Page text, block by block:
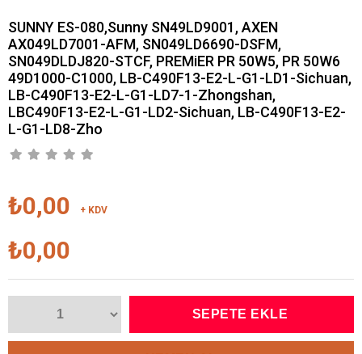
SUNNY ES-080,Sunny SN49LD9001, AXEN
AX049LD7001-AFM, SN049LD6690-DSFM,
SN049DLDJ820-STCF, PREMiER PR 50W5, PR 50W6
49D1000-C1000, LB-C490F13-E2-L-G1-LD1-Sichuan,
LB-C490F13-E2-L-G1-LD7-1-Zhongshan,
LBC490F13-E2-L-G1-LD2-Sichuan, LB-C490F13-E2-
L-G1-LD8-Zho
₺0,00 + KDV
₺0,00